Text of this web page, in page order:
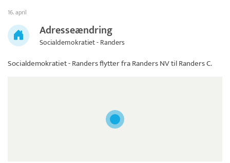
16. april
Adresseændring
Socialdemokratiet - Randers
Socialdemokratiet - Randersflytter fra Randers NV til Randers C.